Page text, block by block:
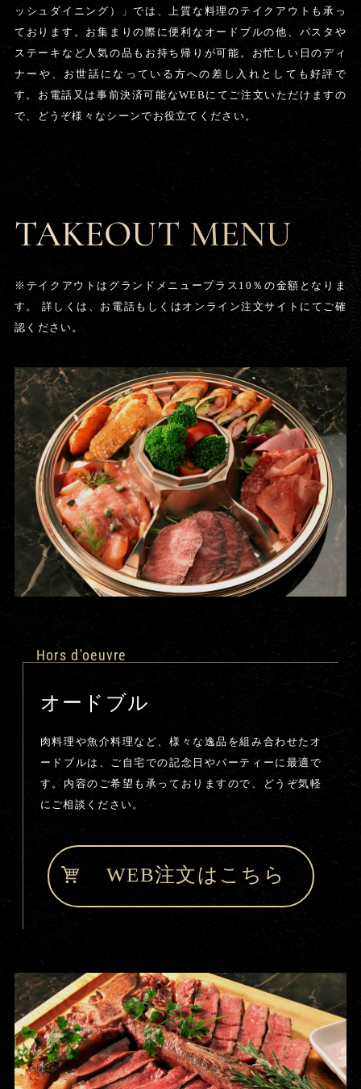
ッシュダイニング）」では、上質な料理のテイクアウトも承っ
ております。お集まりの際に便利なオードブルの他、パスタや
ステーキなど人気の品もお持ち帰りが可能。お忙しい日のディ
ナーや、お世話になっている方への差し入れとしても好評で
す。お電話又は事前決済可能なWEBにてご注文いただけますの
で、どうぞ様々なシーンでお役立てください。
TAKEOUT MENU
※テイクアウトはグランドメニュープラス10％の金額となりま
す。
詳しくは、お電話もしくはオンライン注文サイトにてご確
認ください。
Hors d'oeuvre
オードブル
肉料理や魚介料理など、様々な逸品を組み合わせたオ
ードブルは、ご自宅での記念日やパーティーに最適で
す。内容のご希望も承っておりますので、どうぞ気軽
にご相談ください。
WEB注文はこちら